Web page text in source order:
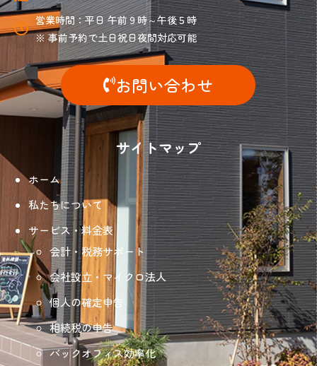
営業時間：平日 午前９時～午後５時
※ 事前予約で土日祝日夜間対応可能
お問い合わせ
サイトマップ
ホーム
私たちについて
サービス・料金表
会計・税務サポート
会社設立・マイクロ法人
個人の確定申告
相続税の申告
バックオフィス効率化